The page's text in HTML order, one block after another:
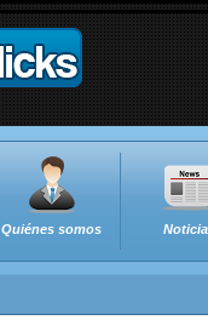
Quiénes somos